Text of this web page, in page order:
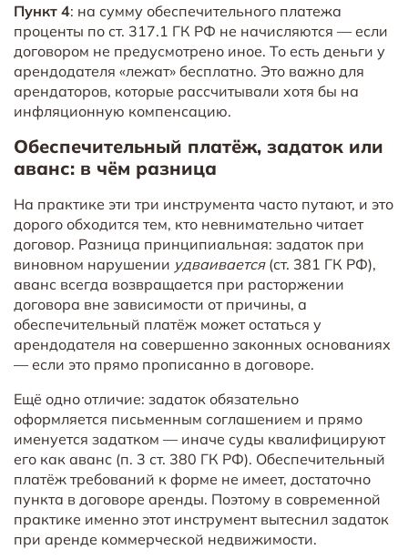
Пункт 4: на сумму обеспечительного платежа
проценты по ст. 317.1 ГК РФ не начисляются — если
договором не предусмотрено иное. То есть деньги у
арендодателя «лежат» бесплатно. Это важно для
арендаторов, которые рассчитывали хотя бы на
инфляционную компенсацию.
Обеспечительный платёж, задаток или
аванс: в чём разница
На практике эти три инструмента часто путают, и это
дорого обходится тем, кто невнимательно читает
договор. Разница принципиальная: задаток при
виновном нарушении удваивается(ст. 381 ГК РФ),
аванс всегда возвращается при расторжении
договора вне зависимости от причины, а
обеспечительный платёж может остаться у
арендодателя на совершенно законных основаниях
— если это прямо прописанно в договоре.
Ещё одно отличие: задаток обязательно
оформляется письменным соглашением и прямо
именуется задатком — иначе суды квалифицируют
его как аванс (п. 3 ст. 380 ГК РФ). Обеспечительный
платёж требований к форме не имеет, достаточно
пункта в договоре аренды. Поэтому в современной
практике именно этот инструмент вытеснил задаток
при аренде коммерческой недвижимости.